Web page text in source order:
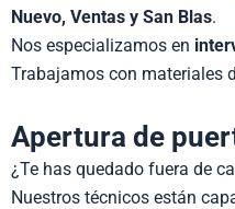
Nuevo, Ventas y San Blas.
Nos especializamos en
Trabajamos con materiales
Apertura de
¿Te has quedado fuera de
Nuestros técnicos están